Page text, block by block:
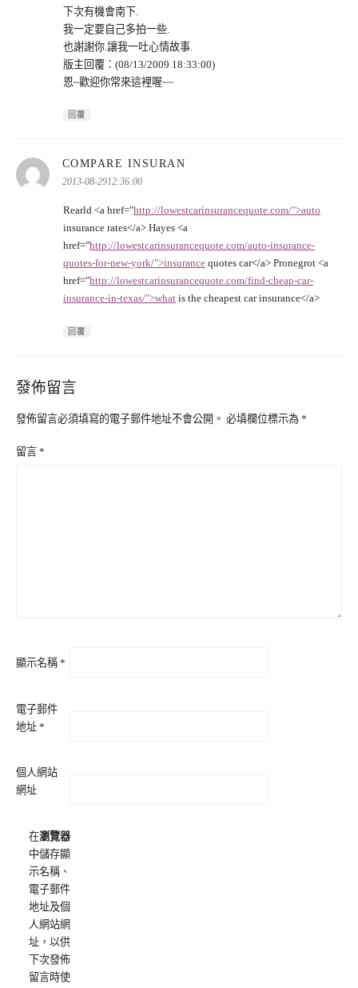
下次有機會南下.
我一定要自己多拍一些.
也謝謝你.讓我一吐心情故事.
版主回覆：(08/13/2009 18:33:00)
恩~歡迎你常來這裡喔~~
回覆
COMPARE INSURAN
2013-08-2912:36:00
Rearld <a href="http://lowestcarinsurancequote.com/">auto
insurance rates</a> Hayes <a
href="http://lowestcarinsurancequote.com/auto-insurance-
quotes-for-new-york/">insurance quotes car</a> Pronegrot <a
href="http://lowestcarinsurancequote.com/find-cheap-car-
insurance-in-texas/">what is the cheapest car insurance</a>
回覆
發佈留言
發佈留言必須填寫的電子郵件地址不會公開。 必填欄位標示為 *
留言 *
顯示名稱 *
電子郵件
地址 *
個人網站
網址
在瀏覽器
中儲存顯
示名稱、
電子郵件
地址及個
人網站網
址，以供
下次發佈
留言時使